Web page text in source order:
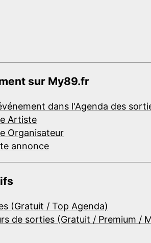
sur My89.fr
dans l'Agenda des
Artiste
Organisateur
annonce
(Gratuit / Top Agenda)
de sorties (Gratuit / Premium /